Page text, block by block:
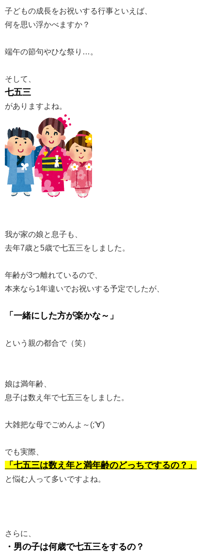
子どもの成長をお祝いする行事といえば、
何を思い浮かべますか？
端午の節句やひな祭り…。
そして、
七五三
がありますよね。
我が家の娘と息子も、
去年7歳と5歳で七五三をしました。
年齢が3つ離れているので、
本来なら1年違いでお祝いする予定でしたが、
「一緒にした方が楽かな～」
という親の都合で（笑）
娘は満年齢、
息子は数え年で七五三をしました。
大雑把な母でごめんよ～(;'∀')
でも実際、
「七五三は数え年と満年齢のどっちでするの？」
と悩む人って多いですよね。
さらに、
・男の子は何歳で七五三をするの？